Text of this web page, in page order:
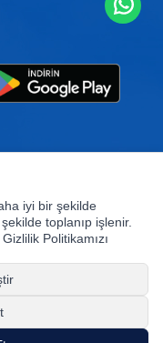
of or licensed to The Goodyear
Basbug Group Company,
& Rubber Company.
iyi bir şekilde
toplanıp işlenir.
Politikamızı